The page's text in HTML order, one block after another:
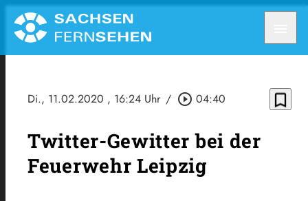
Di., 11.02.2020 , 16:24 Uhr / play_circle_outline 04:40 bookmark_border
Twitter-Gewitter bei der
Feuerwehr Leipzig